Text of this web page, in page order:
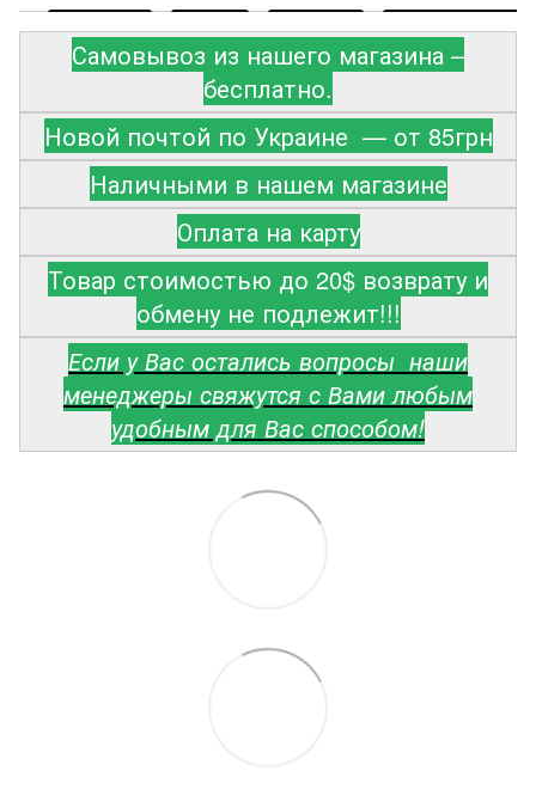
Самовывоз из нашего магазина –
бесплатно.
Новой почтой по Украине — от 85грн
Наличными в нашем магазине
Оплата на карту
Товар стоимостью до 20$ возврату и
обмену не подлежит!!!
Если у Вас остались вопросы наши
менеджеры свяжутся с Вами любым
удобным для Вас способом!